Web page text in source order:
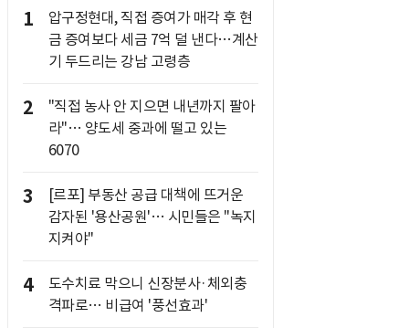
1
압구정현대, 직접 증여가 매각 후 현
금 증여보다 세금 7억 덜 낸다…계산
기 두드리는 강남 고령층
2
"직접 농사 안 지으면 내년까지 팔아
라"… 양도세 중과에 떨고 있는
6070
3
[르포] 부동산 공급 대책에 뜨거운
감자된 '용산공원'… 시민들은 "녹지
지켜야"
4
도수치료 막으니 신장분사·체외충
격파로… 비급여 '풍선효과'